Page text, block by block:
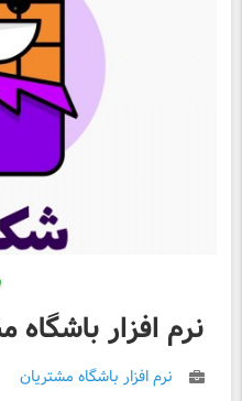
نرم افزار باشگاه
نرم افزار باشگاه مشتریان